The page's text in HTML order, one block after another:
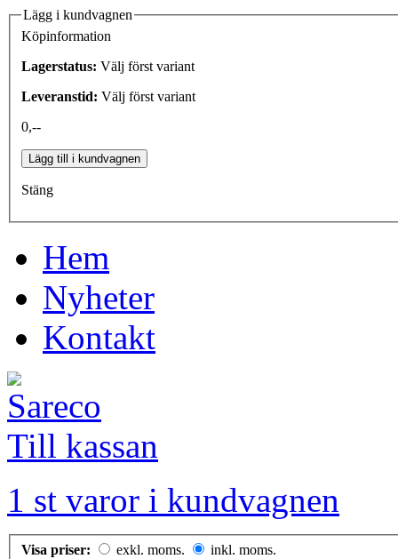
Lägg i kundvagnen
Köpinformation
Lagerstatus: Välj först variant
Leveranstid: Välj först variant
0,--
Lägg till i kundvagnen
Stäng
Hem
Nyheter
Kontakt
Till kassan
1 st varor i kundvagnen
Visa priser: exkl. moms. inkl. moms.